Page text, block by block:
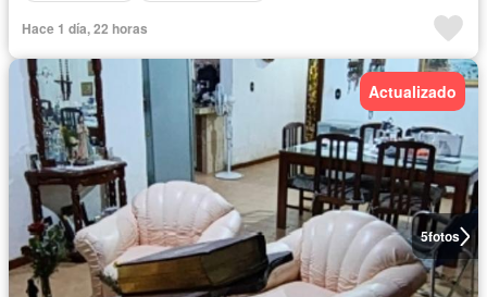
Hace 1 día, 22 horas
5fotos
Actualizado